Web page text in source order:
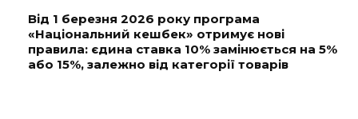
Від 1 березня 2026 року програма
«Національний кешбек» отримує нові
правила: єдина ставка 10% замінюється на 5%
або 15%, залежно від категорії товарів